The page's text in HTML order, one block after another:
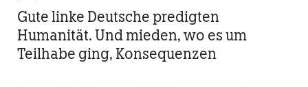
Gute linke Deutsche predigten
Humanität. Und mieden, wo es um
Teilhabe ging, Konsequenzen